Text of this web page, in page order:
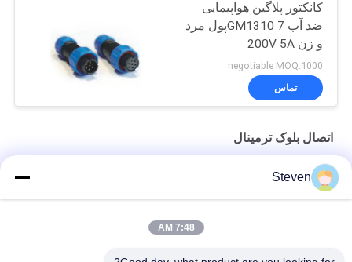
کانکتور پلاگین هواپیمایی
ضد آب GM1310 7پول مرد
و زن 200V 5A
negotiable MOQ:1000
تماس
اتصال بلوک ترمینال
مرد Steven
7:48 AM